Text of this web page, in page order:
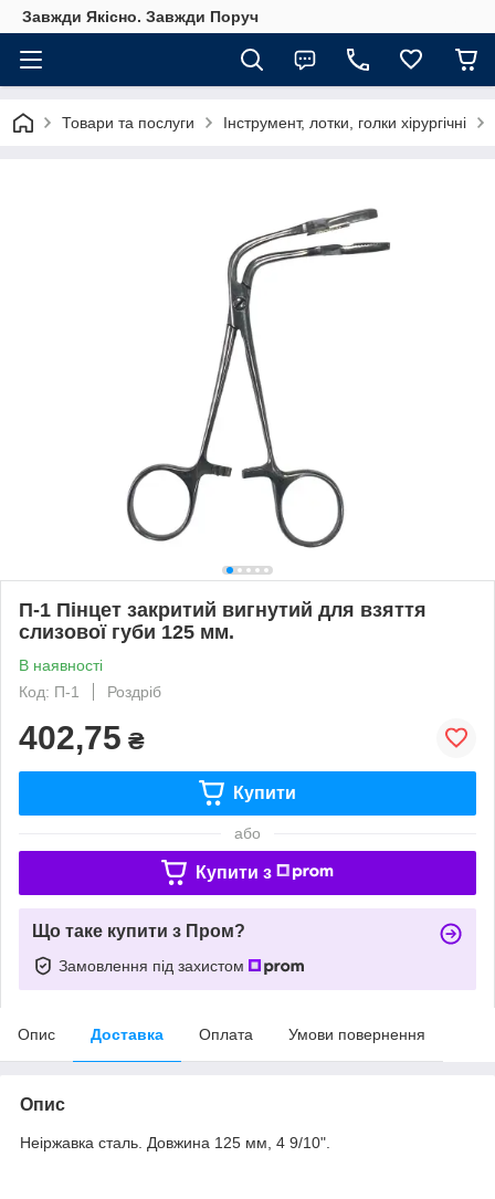
Завжди Якісно. Завжди Поруч
Товари та послуги Інструмент, лотки, голки хірургічні
П-1 Пінцет закритий вигнутий для взяття
слизової губи 125 мм.
В наявності
Код: П-1
Роздріб
402,75 ₴
Купити
або
Купити з
Що таке купити з Пром?
Замовлення під захистом
Опис Доставка Оплата Умови повернення
Опис
Неіржавка сталь. Довжина 125 мм, 4 9/10".